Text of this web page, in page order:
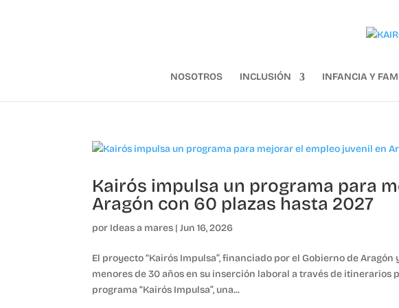
NOSOTROS INCLUSIÓN INFANCIA Y
Kairós impulsa un programa para
Aragón con 60 plazas hasta 2027
por Ideas a mares |Jun 16, 2026
El proyecto “Kairós Impulsa”, financiado por el Gobierno de
menores de 30 años en su inserción laboral a través de itinerarios
programa “Kairós Impulsa”, una...